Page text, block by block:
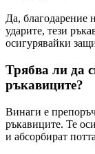
Да, благодарение
ударите, тези
осигурявайки
Трябва ли да
ръкавиците?
Винаги е
ръкавиците. Те
и абсорбират